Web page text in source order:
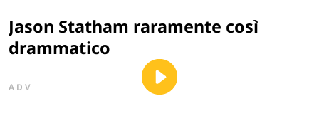
Jason Statham raramente così
drammatico
ADV